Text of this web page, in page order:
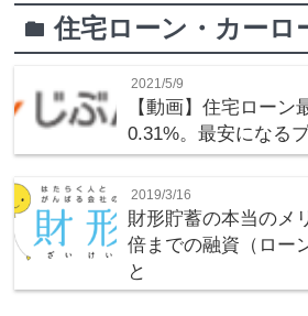
folder住宅ローン・カーロ
2021/5/9
【動画】住宅ローン
0.31%。最安になる
2019/3/16
財形貯蓄の本当のメ
倍までの融資（ロー
と